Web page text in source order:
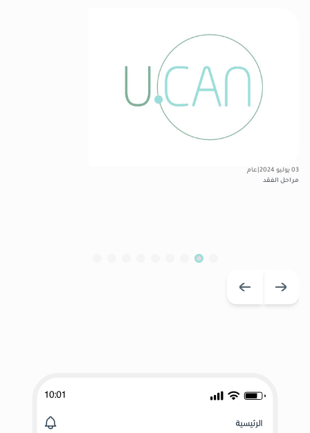
03 يوليو 2024
عام
مراحل الفقد